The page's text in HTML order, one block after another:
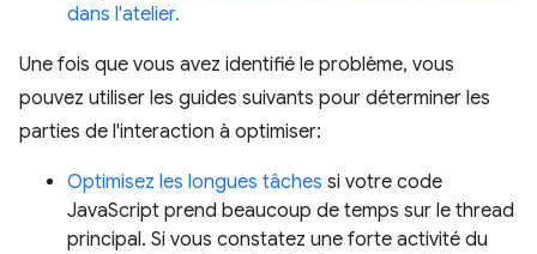
dans l'atelier.
Une fois que vous avez identifié le problème, vous
pouvez utiliser les guides suivants pour déterminer les
parties de l'interaction à optimiser:
Optimisez les longues tâches si votre code
JavaScript prend beaucoup de temps sur le thread
principal. Si vous constatez une forte activité du